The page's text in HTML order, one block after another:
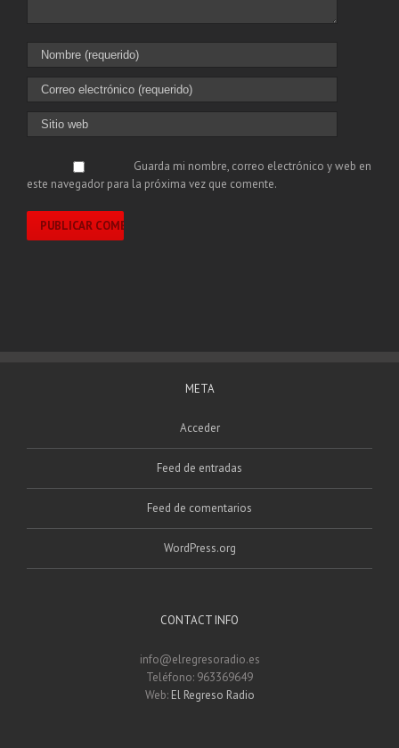
Guarda mi nombre, correo electrónico y web en
este navegador para la próxima vez que comente.
META
Acceder
Feed de entradas
Feed de comentarios
WordPress.org
CONTACT INFO
info@elregresoradio.es
Teléfono: 963369649
Web: El Regreso Radio